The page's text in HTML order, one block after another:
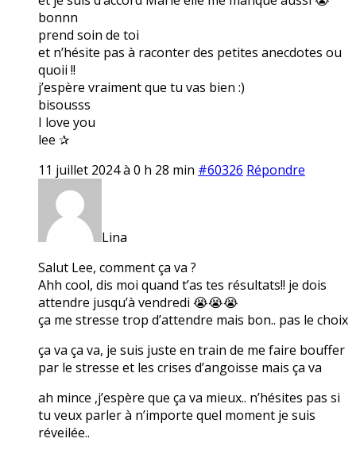
bonnn
prend soin de toi
et n’hésite pas à raconter des petites anecdotes ou
quoii !!
j’espère vraiment que tu vas bien :)
bisousss
I love you
lee ✰
11 juillet 2024 à 0 h 28 min #60326 Répondre
Lina
Salut Lee, comment ça va ?
Ahh cool, dis moi quand t’as tes résultats!! je dois
attendre jusqu’à vendredi 😭😭😭
ça me stresse trop d’attendre mais bon.. pas le choix
ça va ça va, je suis juste en train de me faire bouffer
par le stresse et les crises d’angoisse mais ça va
ah mince ,j’espère que ça va mieux.. n’hésites pas si
tu veux parler à n’importe quel moment je suis
réveilée..